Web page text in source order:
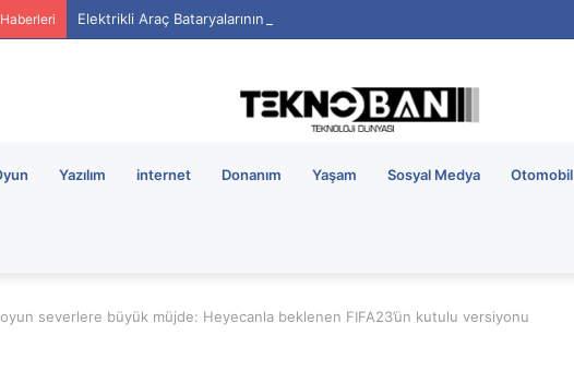
Elektrikli Araç Bataryalarının Ömrü Nasıl Uzatılır?
Yazılım internet Donanım Yaşam Sosyal Medya Otomobil
oyun severlere büyük müjde: Heyecanla beklenen FIFA23’ün kutulu versiyonu